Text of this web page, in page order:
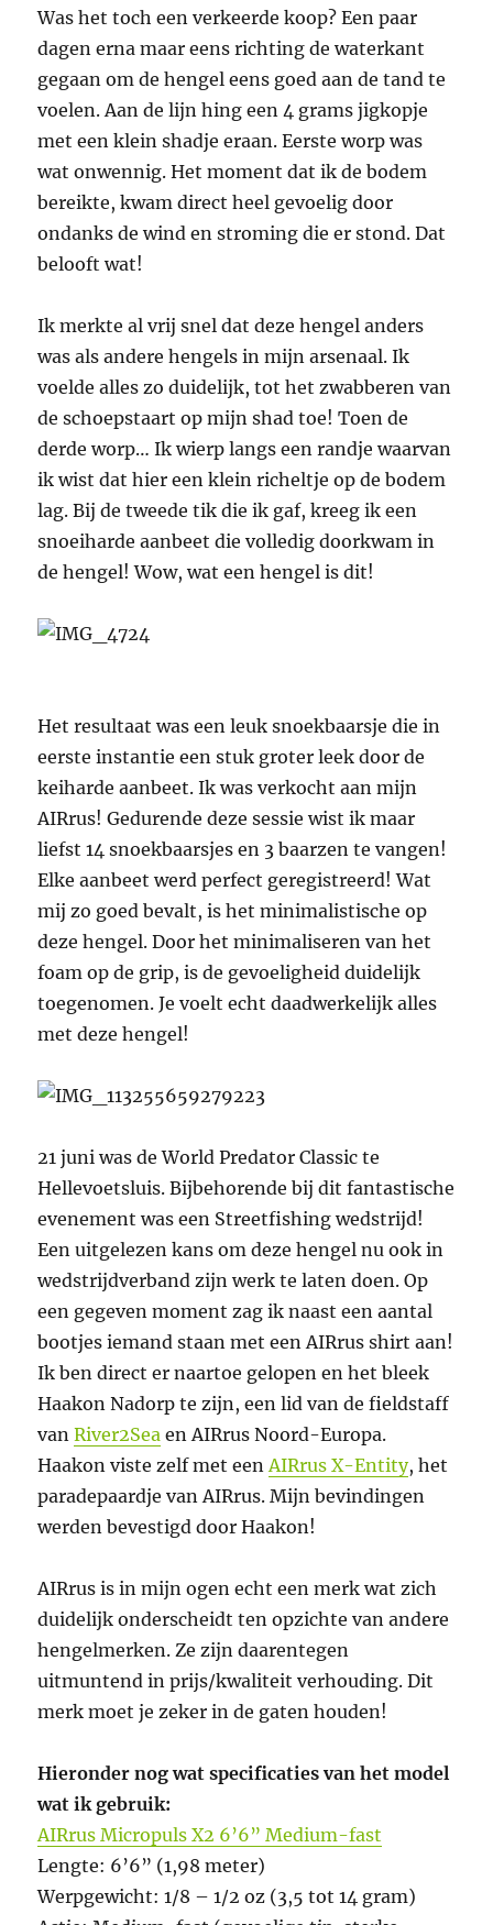
Was het toch een verkeerde koop? Een paar
dagen erna maar eens richting de waterkant
gegaan om de hengel eens goed aan de tand te
voelen. Aan de lijn hing een 4 grams jigkopje
met een klein shadje eraan. Eerste worp was
wat onwennig. Het moment dat ik de bodem
bereikte, kwam direct heel gevoelig door
ondanks de wind en stroming die er stond. Dat
belooft wat!
Ik merkte al vrij snel dat deze hengel anders
was als andere hengels in mijn arsenaal. Ik
voelde alles zo duidelijk, tot het zwabberen van
de schoepstaart op mijn shad toe! Toen de
derde worp… Ik wierp langs een randje waarvan
ik wist dat hier een klein richeltje op de bodem
lag. Bij de tweede tik die ik gaf, kreeg ik een
snoeiharde aanbeet die volledig doorkwam in
de hengel! Wow, wat een hengel is dit!
Het resultaat was een leuk snoekbaarsje die in
eerste instantie een stuk groter leek door de
keiharde aanbeet. Ik was verkocht aan mijn
AIRrus! Gedurende deze sessie wist ik maar
liefst 14 snoekbaarsjes en 3 baarzen te vangen!
Elke aanbeet werd perfect geregistreerd! Wat
mij zo goed bevalt, is het minimalistische op
deze hengel. Door het minimaliseren van het
foam op de grip, is de gevoeligheid duidelijk
toegenomen. Je voelt echt daadwerkelijk alles
met deze hengel!
21 juni was de World Predator Classic te
Hellevoetsluis. Bijbehorende bij dit fantastische
evenement was een Streetfishing wedstrijd!
Een uitgelezen kans om deze hengel nu ook in
wedstrijdverband zijn werk te laten doen. Op
een gegeven moment zag ik naast een aantal
bootjes iemand staan met een AIRrus shirt aan!
Ik ben direct er naartoe gelopen en het bleek
Haakon Nadorp te zijn, een lid van de fieldstaff
vanRiver2Sea en AIRrus Noord-Europa.
Haakon viste zelf met eenAIRrus X-Entity, het
paradepaardje van AIRrus. Mijn bevindingen
werden bevestigd door Haakon!
AIRrus is in mijn ogen echt een merk wat zich
duidelijk onderscheidt ten opzichte van andere
hengelmerken. Ze zijn daarentegen
uitmuntend in prijs/kwaliteit verhouding. Dit
merk moet je zeker in de gaten houden!
Hieronder nog wat specificaties van het model
wat ik gebruik:
AIRrus Micropuls X2 6’6” Medium-fast
Lengte: 6’6” (1,98 meter)
Werpgewicht: 1/8 – 1/2 oz (3,5 tot 14 gram)